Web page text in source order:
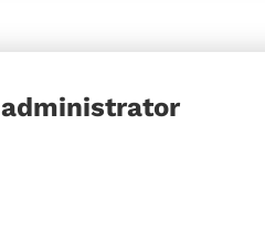
administrator